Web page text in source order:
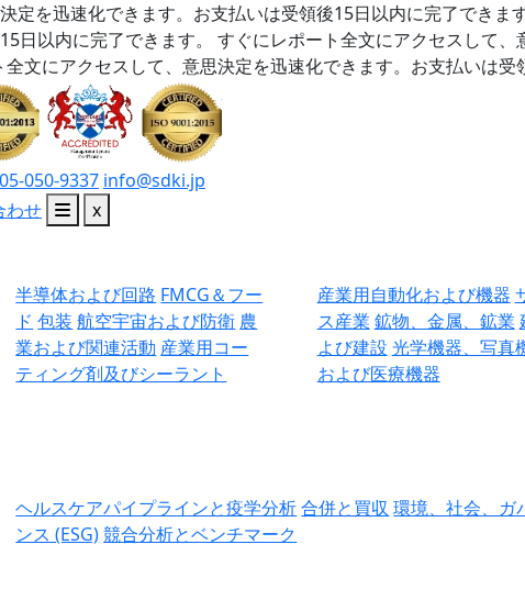
定を迅速化できます。お支払いは受領後15日以内に完了できま
日以内に完了できます。
すぐにレポート全文にアクセスして
文にアクセスして、意思決定を迅速化できます。お支払いは
050-9337 info@sdki.jp
わせ
x
半導体および回路 FMCG＆フー
ド 包装 航空宇宙および防衛 農
業および関連活動 産業用コー
ティング剤及びシーラント
産業用自動化および機器
ス産業 鉱物、金属、鉱業
よび建設 光学機器、写真
および医療機器
ヘルスケアパイプラインと疫学分析合併と買収 環境、社会、ガ
ンス (ESG)競合分析とベンチマーク